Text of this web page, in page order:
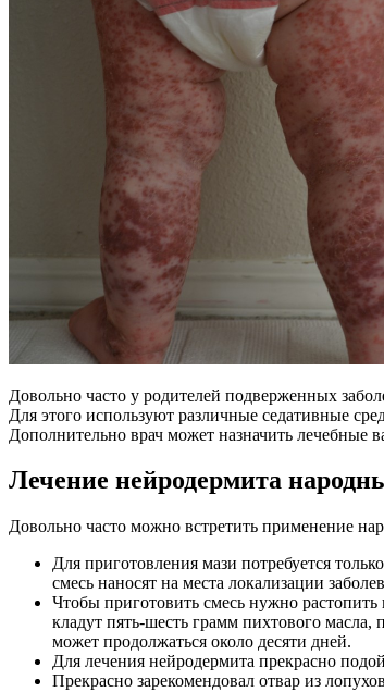
Довольно часто у родителей подверженных
Для этого используют различные седативные
Дополнительно врач может назначить лечебные
Лечение нейродермита
Довольно часто можно встретить применение
Для приготовления мази потребуется
смесь наносят на места локализации
Чтобы приготовить смесь нужно растопить
кладут пять-шесть грамм пихтового масла,
может продолжаться около десяти дней.
Для лечения нейродермита прекрасно
Прекрасно зарекомендовал отвар из